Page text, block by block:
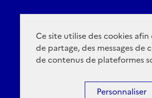
Ce site utilise des cookies
de partage, des messages de
de contenus de plateformes
Personnaliser